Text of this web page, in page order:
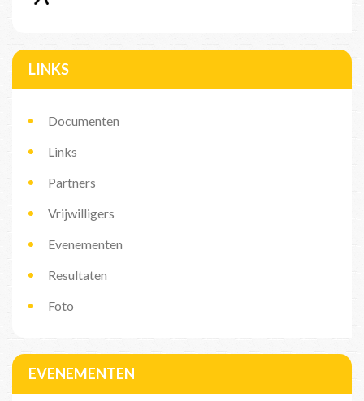
LINKS
Documenten
Links
Partners
Vrijwilligers
Evenementen
Resultaten
Foto
EVENEMENTEN